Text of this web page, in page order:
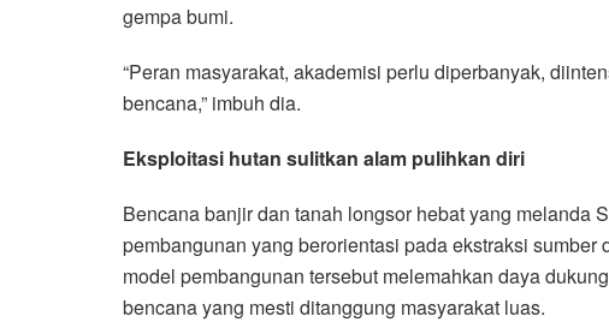
gempa bumi.
“Peran masyarakat, akademisi perlu diperbanyak,
bencana,” imbuh dia.
Eksploitasi hutan sulitkan alam pulihkan diri
Bencana banjir dan tanah longsor hebat yang melanda
pembangunan yang berorientasi pada ekstraksi
model pembangunan tersebut melemahkan daya
bencana yang mesti ditanggung masyarakat luas.